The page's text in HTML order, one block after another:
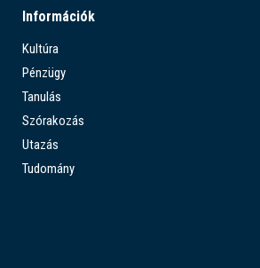
Információk
Kultúra
Pénzügy
Tanulás
Szórakozás
Utazás
Tudomány